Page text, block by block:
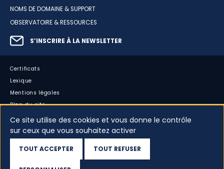
NOMS DE DOMAINE & SUPPORT
OBSERVATOIRE & RESSOURCES
S’INSCRIRE À LA NEWSLETTER
Certificats
Lexique
Mentions légales
Plan du site
Accessibilité : partiellement conforme
Cookies
Vos données
Dispositif d’alerte
Ce site utilise des cookies et vous donne le contrôle
sur ceux que vous souhaitez activer
TOUT ACCEPTER TOUT REFUSER